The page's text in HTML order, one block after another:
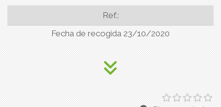
Ref.:
Fecha de recogida 23/10/2020